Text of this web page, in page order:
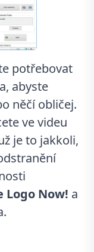
potřebovat
abyste
něčí obličej.
ve videu
je to jakkoli,
Logo Now! a